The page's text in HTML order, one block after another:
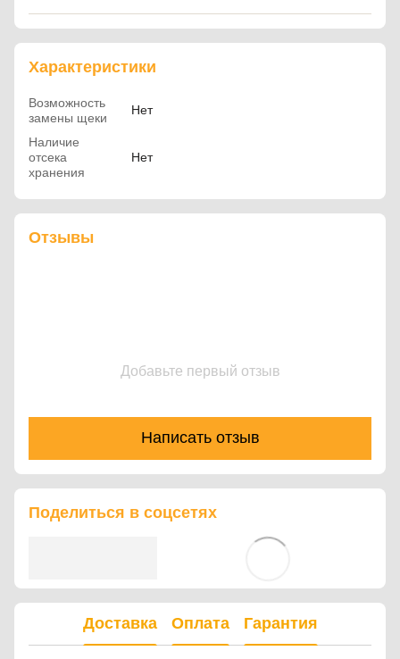
Характеристики
Возможность
замены щеки
Нет
Наличие
отсека
хранения
Нет
Отзывы
Добавьте первый отзыв
Написать отзыв
Поделиться в соцсетях
Доставка Оплата Гарантия